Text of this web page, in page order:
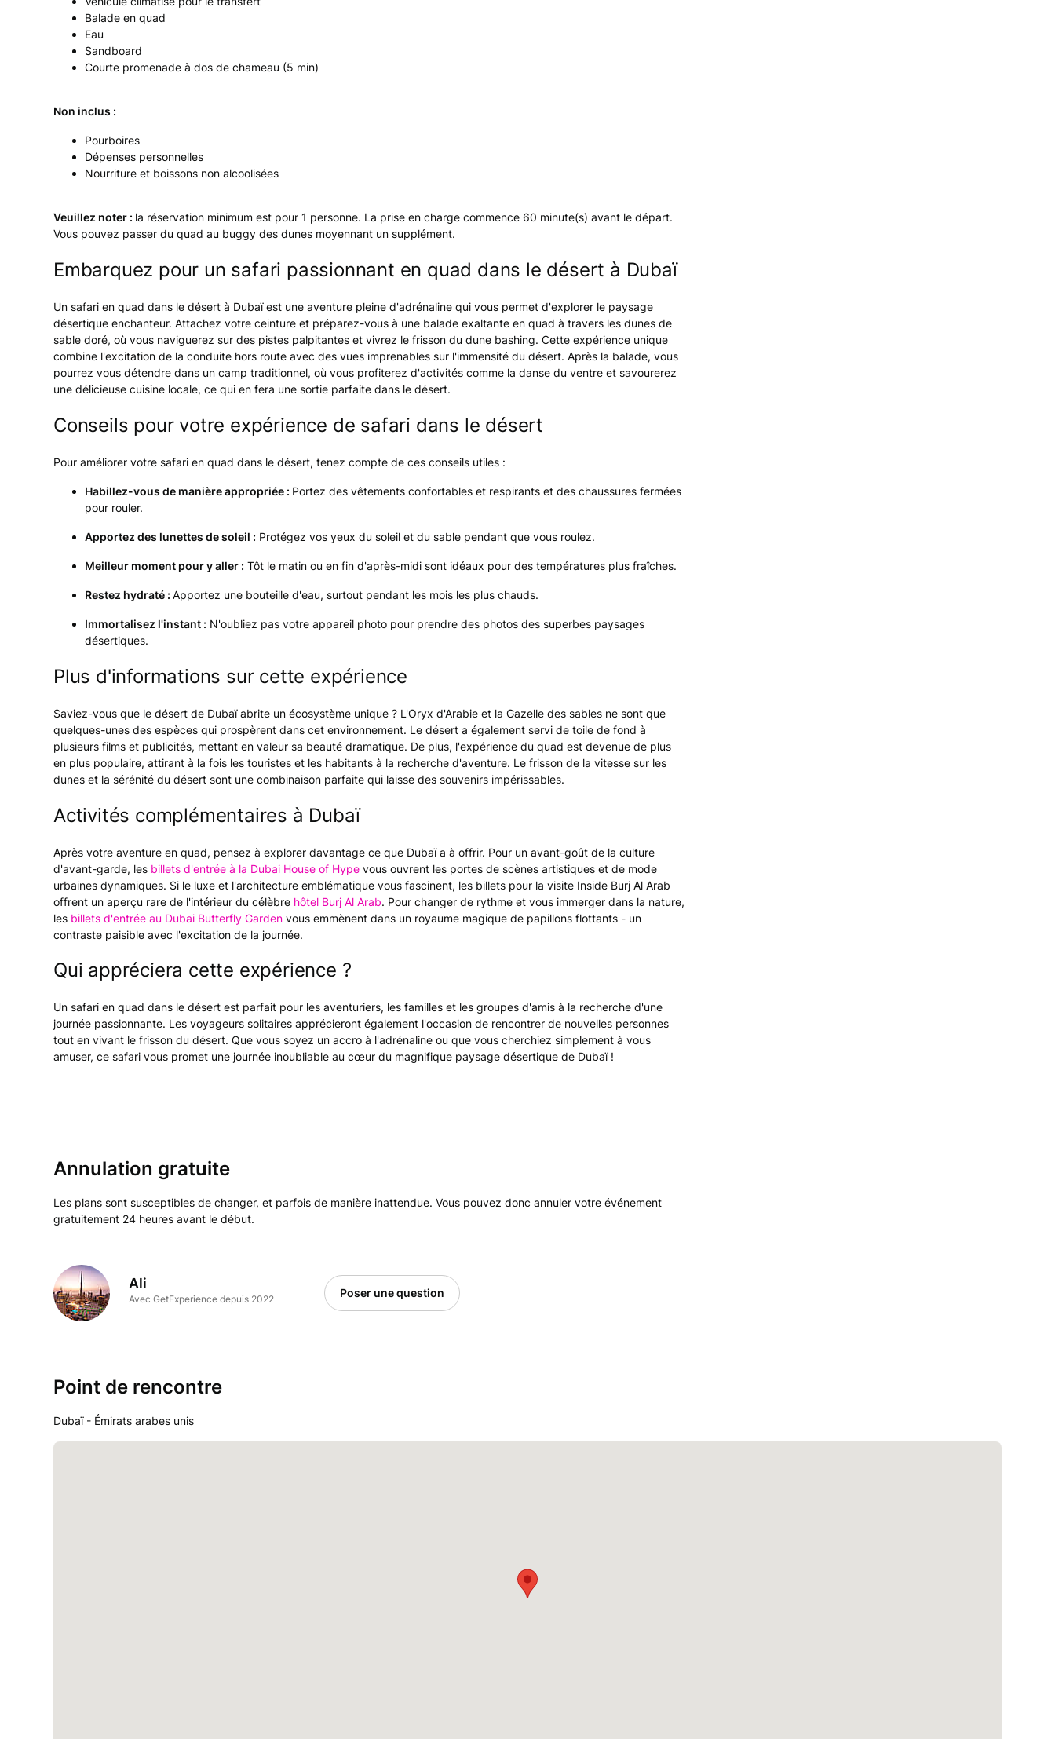
Balade en quad
Eau
Sandboard
Courte promenade à dos de chameau (5 min)
Non inclus :
Pourboires
Dépenses personnelles
Nourriture et boissons non alcoolisées
Veuillez noter : la réservation minimum est pour 1 personne. La prise en charge commence 60 minute(s) avant le départ.
Vous pouvez passer du quad au buggy des dunes moyennant un supplément.
Embarquez pour un safari passionnant en quad dans le désert à Dubaï
Un safari en quad dans le désert à Dubaï est une aventure pleine d'adrénaline qui vous permet d'explorer le paysage
désertique enchanteur. Attachez votre ceinture et préparez-vous à une balade exaltante en quad à travers les dunes de
sable doré, où vous naviguerez sur des pistes palpitantes et vivrez le frisson du dune bashing. Cette expérience unique
combine l'excitation de la conduite hors route avec des vues imprenables sur l'immensité du désert. Après la balade, vous
pourrez vous détendre dans un camp traditionnel, où vous profiterez d'activités comme la danse du ventre et savourerez
une délicieuse cuisine locale, ce qui en fera une sortie parfaite dans le désert.
Conseils pour votre expérience de safari dans le désert
Pour améliorer votre safari en quad dans le désert, tenez compte de ces conseils utiles :
Habillez-vous de manière appropriée : Portez des vêtements confortables et respirants et des chaussures fermées
pour rouler.
Apportez des lunettes de soleil : Protégez vos yeux du soleil et du sable pendant que vous roulez.
Meilleur moment pour y aller : Tôt le matin ou en fin d'après-midi sont idéaux pour des températures plus fraîches.
Restez hydraté : Apportez une bouteille d'eau, surtout pendant les mois les plus chauds.
Immortalisez l'instant : N'oubliez pas votre appareil photo pour prendre des photos des superbes paysages
désertiques.
Plus d'informations sur cette expérience
Saviez-vous que le désert de Dubaï abrite un écosystème unique ? L'Oryx d'Arabie et la Gazelle des sables ne sont que
quelques-unes des espèces qui prospèrent dans cet environnement. Le désert a également servi de toile de fond à
plusieurs films et publicités, mettant en valeur sa beauté dramatique. De plus, l'expérience du quad est devenue de plus
en plus populaire, attirant à la fois les touristes et les habitants à la recherche d'aventure. Le frisson de la vitesse sur les
dunes et la sérénité du désert sont une combinaison parfaite qui laisse des souvenirs impérissables.
Activités complémentaires à Dubaï
Après votre aventure en quad, pensez à explorer davantage ce que Dubaï a à offrir. Pour un avant-goût de la culture
d'avant-garde, les billets d'entrée à la Dubai House of Hype vous ouvrent les portes de scènes artistiques et de mode
urbaines dynamiques. Si le luxe et l'architecture emblématique vous fascinent, les billets pour la visite Inside Burj Al Arab
offrent un aperçu rare de l'intérieur du célèbre hôtel Burj Al Arab. Pour changer de rythme et vous immerger dans la nature,
les billets d'entrée au Dubai Butterfly Garden vous emmènent dans un royaume magique de papillons flottants - un
contraste paisible avec l'excitation de la journée.
Qui appréciera cette expérience ?
Un safari en quad dans le désert est parfait pour les aventuriers, les familles et les groupes d'amis à la recherche d'une
journée passionnante. Les voyageurs solitaires apprécieront également l'occasion de rencontrer de nouvelles personnes
tout en vivant le frisson du désert. Que vous soyez un accro à l'adrénaline ou que vous cherchiez simplement à vous
amuser, ce safari vous promet une journée inoubliable au cœur du magnifique paysage désertique de Dubaï !
Annulation gratuite
Les plans sont susceptibles de changer, et parfois de manière inattendue. Vous pouvez donc annuler votre événement
gratuitement 24 heures avant le début.
Ali
Avec GetExperience depuis 2022 Poser une question
Point de rencontre
Dubaï - Émirats arabes unis